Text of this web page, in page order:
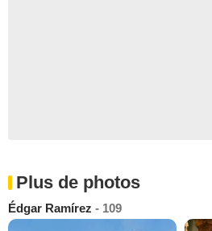
Plus de photos
Édgar Ramírez - 109